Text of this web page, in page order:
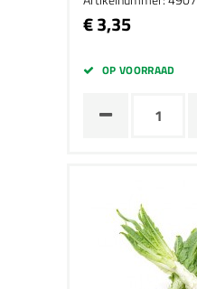
€ 3,35
OP VOORRAAD